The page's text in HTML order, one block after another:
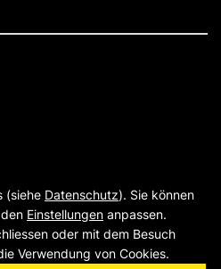
(siehe Datenschutz). Sie können
Einstellungen anpassen.
oder mit dem Besuch
Verwendung von Cookies.